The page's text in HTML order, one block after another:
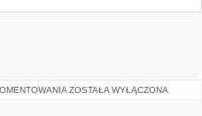
HOSTING
ZOSTAŁA WYŁĄCZONA